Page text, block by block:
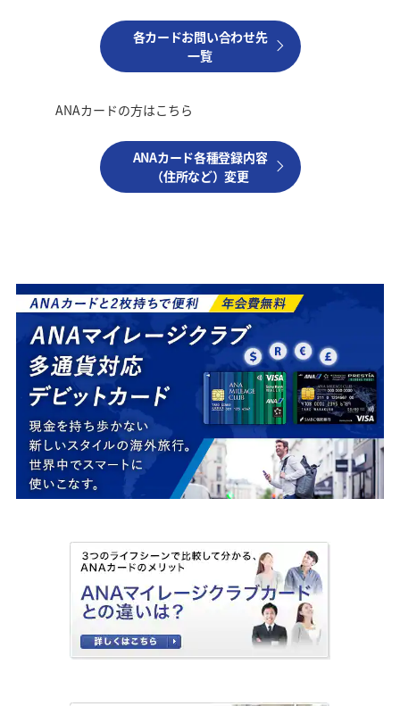
各カードお問い合わせ先
一覧
ANAカードの方はこちら
ANAカード各種登録内容
（住所など）変更